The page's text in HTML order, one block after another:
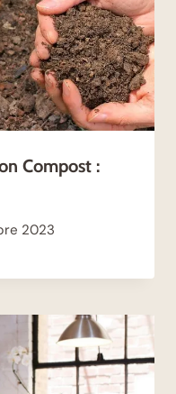
Compost :
2023